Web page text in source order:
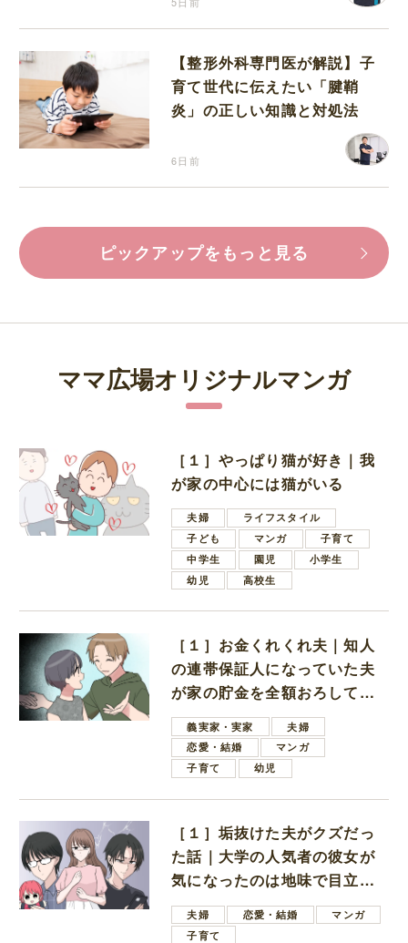
【整形外科専門医が解説】子
育て世代に伝えたい「腱鞘
炎」の正しい知識と対処法
6日前
ピックアップをもっと見る
ママ広場オリジナルマンガ
［１］やっぱり猫が好き｜我
が家の中心には猫がいる
夫婦
ライフスタイル
子ども
マンガ
子育て
中学生
園児
小学生
幼児
高校生
［１］お金くれくれ夫｜知人
の連帯保証人になっていた夫
が家の貯金を全額おろしてほ
しいと言ってきた
義実家・実家
夫婦
恋愛・結婚
マンガ
子育て
幼児
［１］垢抜けた夫がクズだっ
た話｜大学の人気者の彼女が
気になったのは地味で目立た
ない男子学生
夫婦 恋愛・結婚
マンガ
子育て